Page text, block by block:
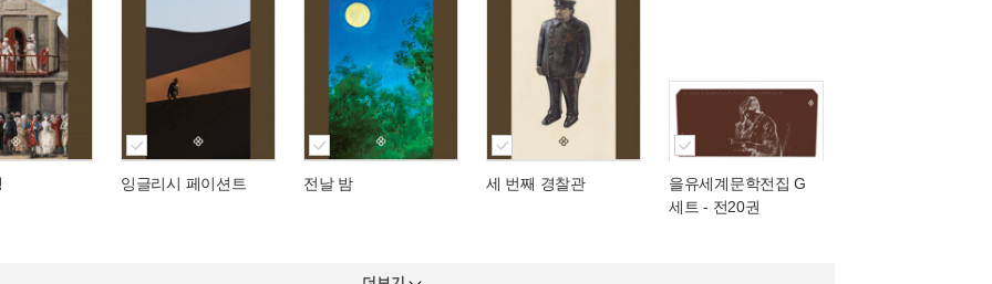
잉글리시 페이션트 전날 밤 세 번째 경찰관
을유세계문학전집 G
세트 - 전20권